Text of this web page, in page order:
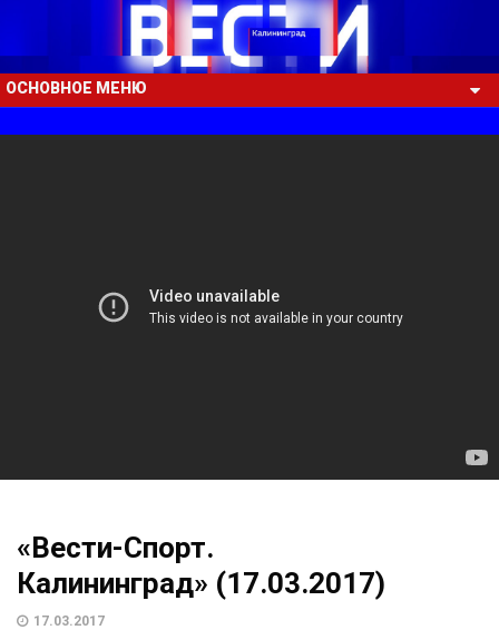
ОСНОВНОЕ МЕНЮ
«Вести-Спорт.
Калининград» (17.03.2017)
17.03.2017